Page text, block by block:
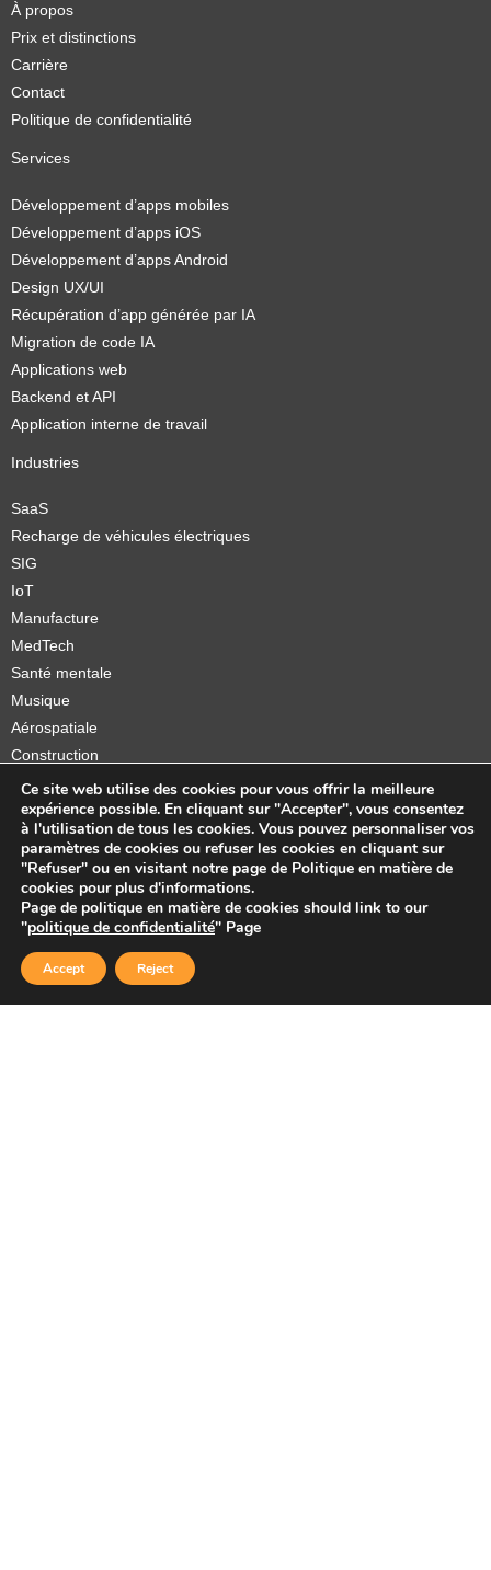
À propos
Prix et distinctions
Carrière
Contact
Politique de confidentialité
Services
Développement d’apps mobiles
Développement d’apps iOS
Développement d’apps Android
Design UX/UI
Récupération d’app générée par IA
Migration de code IA
Applications web
Backend et API
Application interne de travail
Industries
SaaS
Recharge de véhicules électriques
SIG
IoT
Manufacture
MedTech
Santé mentale
Musique
Aérospatiale
Construction
Orthèses et prothèses
Startups
Copyright © 2026 Sidekick Interactive Inc.
Ce site web utilise des cookies pour vous offrir la meilleure
expérience possible. En cliquant sur "Accepter", vous consentez
à l'utilisation de tous les cookies. Vous pouvez personnaliser vos
paramètres de cookies ou refuser les cookies en cliquant sur
"Refuser" ou en visitant notre page de Politique en matière de
cookies pour plus d'informations.
Page de politique en matière de cookies should link to our
"politique de confidentialité" Page
Accept Reject